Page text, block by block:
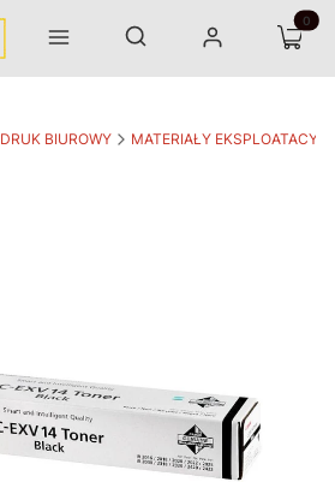
Menu Otwórz wyszukiwarkę
Szukaj Zaloguj się Koszyk
DRUK BIUROWY MATERIAŁY